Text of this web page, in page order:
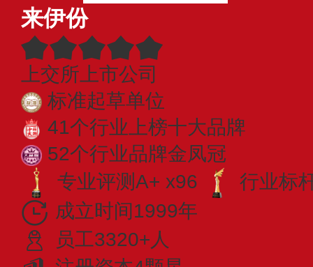
来伊份
上交所上市公司
标准起草单位
41个行业上榜十大品牌
52个行业品牌金凤冠
专业评测A+ x96
行业标
成立时间1999年
员工3320+人